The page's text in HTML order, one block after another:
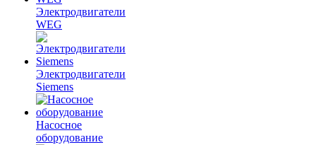
Электродвигатели
WEG
Электродвигатели
Siemens
Насосное
оборудование